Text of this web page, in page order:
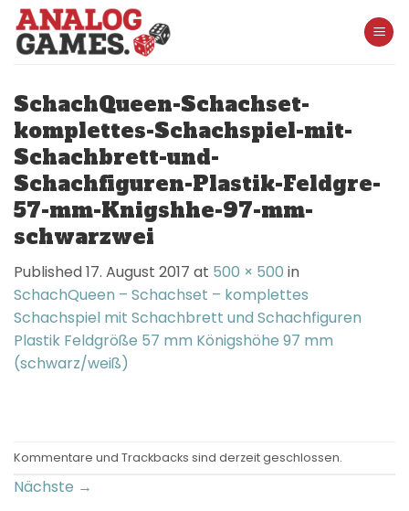
Skip
content
SchachQueen-Schachset-
komplettes-Schachspiel-mit-
Schachbrett-und-
Schachfiguren-Plastik-Feldgre-
57-mm-Knigshhe-97-mm-
schwarzwei
Published17. August 2017 at 500 × 500 in
SchachQueen – Schachset – komplettes
Schachspiel mit Schachbrett und Schachfiguren
Plastik Feldgröße 57 mm Königshöhe 97 mm
(schwarz/weiß)
Kommentare und Trackbacks sind derzeit geschlossen.
Nächste →